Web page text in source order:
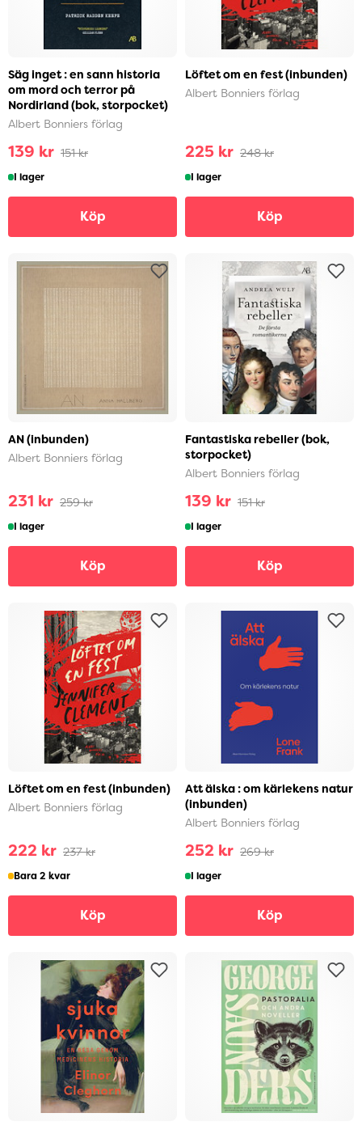
Säg inget : en sann historia
om mord och terror på
Nordirland (bok, storpocket)
Albert Bonniers förlag
139 kr 151 kr
I lager
Köp
Löftet om en fest (inbunden)
Albert Bonniers förlag
225 kr 248 kr
I lager
Köp
AN (inbunden)
Albert Bonniers förlag
231 kr 259 kr
I lager
Köp
Fantastiska rebeller (bok,
storpocket)
Albert Bonniers förlag
139 kr 151 kr
I lager
Köp
Löftet om en fest (inbunden)
Albert Bonniers förlag
222 kr 237 kr
Bara 2 kvar
Köp
Att älska : om kärlekens natur
(inbunden)
Albert Bonniers förlag
252 kr 269 kr
I lager
Köp